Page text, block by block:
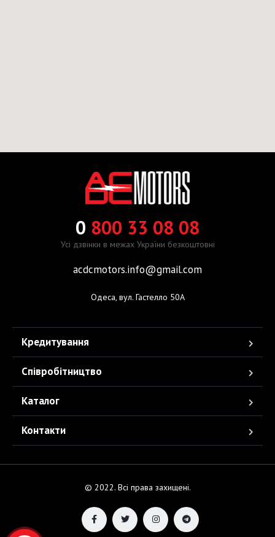
0 800 33 08 08
Усі дзвінки в межах України безкоштовні
acdcmotors.info@gmail.com
Одеса, вул. Гастелло 50А
Кредитування
Співробітництво
Каталог
Контакти
© 2022. Всі права захищені.